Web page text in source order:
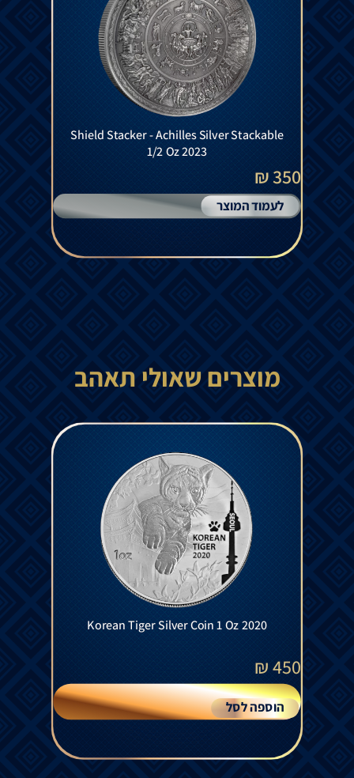
Shield Stacker - Achilles Silver Stackable
1/2 Oz 2023
350 ₪
לעמוד המוצר
מוצרים שאולי תאהב
Korean Tiger Silver Coin 1 Oz 2020
450
₪
הוספה לסל